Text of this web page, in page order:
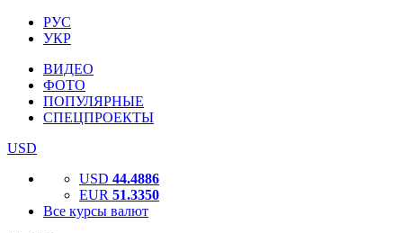
РУС
УКР
ВИДЕО
ФОТО
ПОПУЛЯРНЫЕ
СПЕЦПРОЕКТЫ
USD
USD 44.4886
EUR 51.3350
Все курсы валют